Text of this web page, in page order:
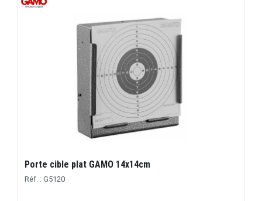
Porte cible plat GAMO 14x14cm
Réf. : G5120